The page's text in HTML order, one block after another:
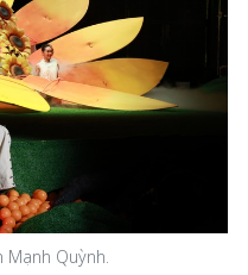
Mạnh Quỳnh.